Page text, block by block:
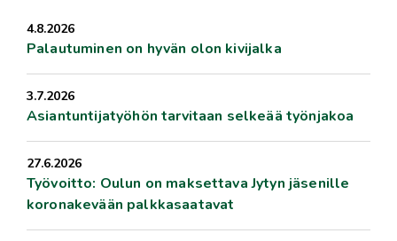
4.8.2026
Palautuminen on hyvän olon kivijalka
3.7.2026
Asiantuntijatyöhön tarvitaan selkeää työnjakoa
27.6.2026
Työvoitto: Oulun on maksettava Jytyn jäsenille
koronakevään palkkasaatavat